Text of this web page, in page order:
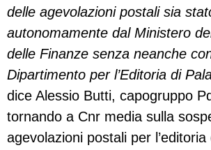
delle agevolazioni postali sia
autonomamente dal Ministero
delle Finanze senza neanche
Dipartimento per l’Editoria di
dice Alessio Butti, capogruppo
tornando a Cnr media sulla
agevolazioni postali per